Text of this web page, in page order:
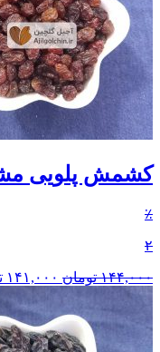
کشمش پلویی
٪
۲
۱۴۴,۰۰۰ تومان ۱۴۱,۰۰۰